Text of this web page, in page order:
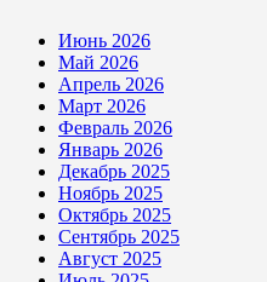
Июнь 2026
Май 2026
Апрель 2026
Март 2026
Февраль 2026
Январь 2026
Декабрь 2025
Ноябрь 2025
Октябрь 2025
Сентябрь 2025
Август 2025